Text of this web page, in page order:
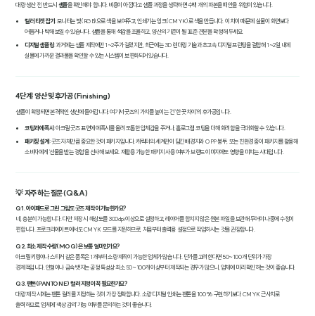
대량 생산 전, 반드시 샘플을 확인해야 합니다. 비용이 아깝다고 샘플 과정을 생략하면 수백 개의 파본을 떠안을 위험이 있습니다.
컬러 타겟 잡기 : 모니터는 빛(RGB)으로 색을 보여주고, 인쇄기는 잉크(CMYK)로 색을 만듭니다. 이 차이 때문에 실물이 화면보다
어둡거나 탁해 보일 수 있습니다. 샘플을 통해 색감을 조율하고, 양산의 기준이 될 '표준 견본'을 확정해 두세요.
디지털 샘플링: 과거에는 샘플 제작에만 1~2주가 걸렸지만, 최근에는 3D 렌더링 기술과 초고속 디지털 프린팅을 결합해 1~2일 내에
실물에 가까운 결과물을 확인할 수 있는 시스템이 보편화되어 있습니다.
4단계: 양산 및 후가공 (Finishing)
샘플이 확정되면 본격적인 생산에 들어갑니다. 여기서 굿즈의 가치를 높이는 건 '한 끗 차이'의 후가공입니다.
코팅과 에폭시 : 아크릴 굿즈 표면에 에폭시를 올려 도톰한 입체감을 주거나, 홀로그램 코팅을 더해 화려함을 극대화할 수 있습니다.
패키징 설계 : 굿즈 자체만큼 중요한 것이 패키지입니다. 캐릭터의 세계관이 담긴 배경지와 OPP 봉투, 또는 친환경 종이 패키지를 활용해
소비자에게 '선물을 받는 경험'을 선사해 보세요. 재활용 가능한 패키지 사용 여부가 브랜드 이미지에도 영향을 미치는 시대입니다.
💡 자주 하는 질문 (Q&A)
Q1. 아이패드로 그린 그림도 굿즈 제작이 가능한가요?
네, 충분히 가능합니다. 다만 저장 시 해상도를 300dpi 이상으로 설정하고, 레이어를 합치지 않은 원본 파일을 보관해 두어야 나중에 수정이
편합니다. 프로크리에이트에서도 CMYK 모드를 지원하므로, 처음부터 출력용 설정으로 작업하시는 것을 권장합니다.
Q2. 최소 제작 수량(MOQ)은 보통 얼마인가요?
아크릴 키링이나 스티커 같은 품목은 1개부터 소량 제작이 가능한 업체가 많습니다. 단가를 고려한다면 50~100개 단위가 가장
경제적입니다. 인형이나 금속 뱃지는 공정 특성상 최소 50~100개 이상부터 제작되는 경우가 많으니, 업체에 미리 확인하는 것이 좋습니다.
Q3. 팬톤(PANTONE) 컬러 지정이 꼭 필요한가요?
대량 제작 시에는 팬톤 컬러를 지정하는 것이 가장 정확합니다. 소량 디지털 인쇄는 팬톤을 100% 구현하기보다 CMYK 근사치로
출력하므로, 업체에 '색상 감리' 가능 여부를 문의하는 것이 좋습니다.